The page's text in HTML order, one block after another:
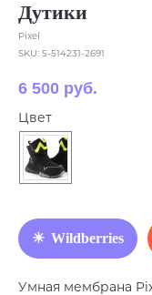
Дутики
Pixel
SKU: 5-514231-2691
6 500 руб.
Цвет
Wildberries
Умная мембрана